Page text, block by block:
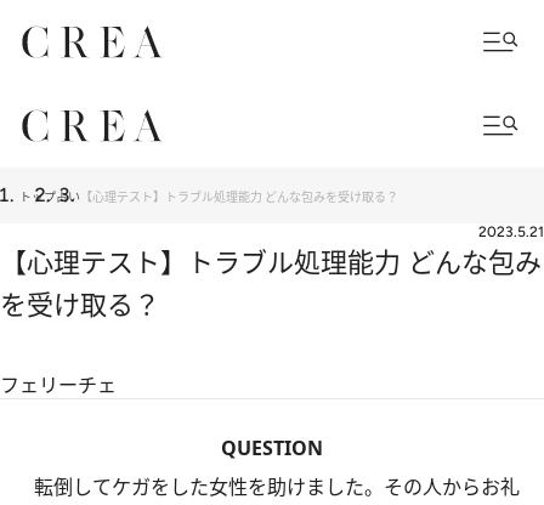
トップ占い 【心理テスト】トラブル処理能力 どんな包みを受け取る？
2023.5.21
【心理テスト】トラブル処理能力 どんな包み
を受け取る？
フェリーチェ
QUESTION
転倒してケガをした女性を助けました。その人からお礼